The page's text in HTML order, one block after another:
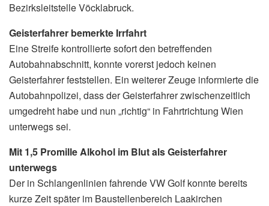
Bezirksleitstelle Vöcklabruck.
Geisterfahrer bemerkte Irrfahrt
Eine Streife kontrollierte sofort den betreffenden
Autobahnabschnitt, konnte vorerst jedoch keinen
Geisterfahrer feststellen. Ein weiterer Zeuge informierte die
Autobahnpolizei, dass der Geisterfahrer zwischenzeitlich
umgedreht habe und nun „richtig“ in Fahrtrichtung Wien
unterwegs sei.
Mit 1,5 Promille Alkohol im Blut als Geisterfahrer
unterwegs
Der in Schlangenlinien fahrende VW Golf konnte bereits
kurze Zeit später im Baustellenbereich Laakirchen